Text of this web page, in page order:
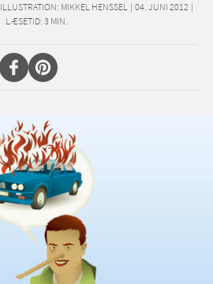
ILLUSTRATION: MIKKEL HENSSEL | 04. JUNI 2012 |
LÆSETID: 3 MIN.